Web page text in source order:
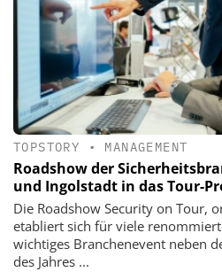
TOPSTORY • MANAGEMENT
Roadshow der
und Ingolstadt in das Tour-
Die Roadshow Security on Tour,
etabliert sich für viele
wichtiges Branchenevent neben
des Jahres ...